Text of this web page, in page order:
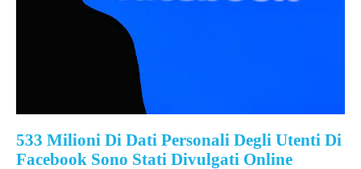
533 Milioni Di Dati Personali Degli Utenti Di
Facebook Sono Stati Divulgati Online